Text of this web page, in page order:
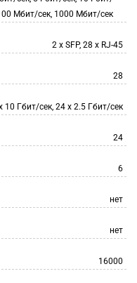
Мбит/сек, 1000 Мбит/сек
2 x SFP, 28 х RJ-45
28
10 Гбит/сек, 24 х 2.5 Гбит/сек
24
6
нет
нет
16000